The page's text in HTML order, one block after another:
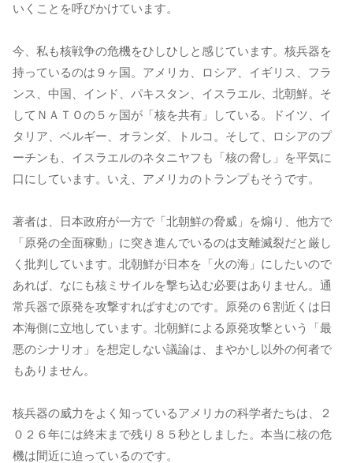
いくことを呼びかけています。
今、私も核戦争の危機をひしひしと感じています。核兵器を
持っているのは９ヶ国。アメリカ、ロシア、イギリス、フラ
ンス、中国、インド、パキスタン、イスラエル、北朝鮮。そ
してＮＡＴＯの５ヶ国が「核を共有」している。ドイツ、イ
タリア、ベルギー、オランダ、トルコ。そして、ロシアのプ
ーチンも、イスラエルのネタニヤフも「核の脅し」を平気に
口にしています。いえ、アメリカのトランプもそうです。
著者は、日本政府が一方で「北朝鮮の脅威」を煽り、他方で
「原発の全面稼動」に突き進んでいるのは支離滅裂だと厳し
く批判しています。北朝鮮が日本を「火の海」にしたいので
あれば、なにも核ミサイルを撃ち込む必要はありません。通
常兵器で原発を攻撃すればすむのです。原発の６割近くは日
本海側に立地しています。北朝鮮による原発攻撃という「最
悪のシナリオ」を想定しない議論は、まやかし以外の何者で
もありません。
核兵器の威力をよく知っているアメリカの科学者たちは、２
０２６年には終末まで残り８５秒としました。本当に核の危
機は間近に迫っているのです。